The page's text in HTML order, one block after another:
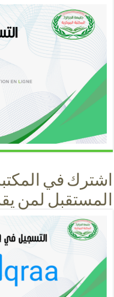
اشترك في
المستقبل لمن